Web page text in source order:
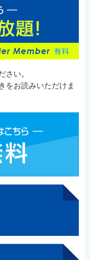
さい。
をお読みいただけま